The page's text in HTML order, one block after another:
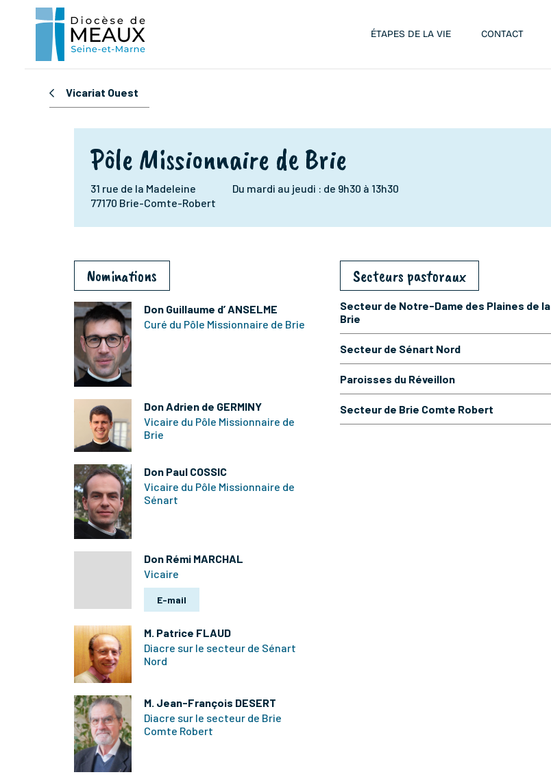
ÉTAPES DE LA VIE CONTACT
Vicariat Ouest
Pôle Missionnaire de Brie
31 rue de la Madeleine
77170 Brie-Comte-Robert
Du mardi au jeudi : de 9h30 à 13h30
Nominations
Don Guillaume d’ ANSELME
Curé du Pôle Missionnaire de Brie
Don Adrien de GERMINY
Vicaire du Pôle Missionnaire de
Brie
Don Paul COSSIC
Vicaire du Pôle Missionnaire de
Sénart
Don Rémi MARCHAL
Vicaire
E-mail
M. Patrice FLAUD
Diacre sur le secteur de Sénart
Nord
M. Jean-François DESERT
Diacre sur le secteur de Brie
Comte Robert
Secteurs pastoraux
Secteur de Notre-Dame des Plaines de la
Brie
Secteur de Sénart Nord
Paroisses du Réveillon
Secteur de Brie Comte Robert